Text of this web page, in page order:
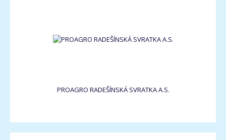
PROAGRO RADEŠÍNSKÁ SVRATKA A.S.